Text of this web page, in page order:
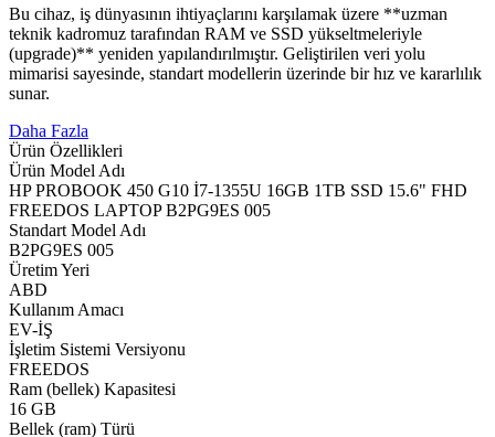
Bu cihaz, iş dünyasının ihtiyaçlarını karşılamak üzere **uzman
teknik kadromuz tarafından RAM ve SSD yükseltmeleriyle
(upgrade)** yeniden yapılandırılmıştır. Geliştirilen veri yolu
mimarisi sayesinde, standart modellerin üzerinde bir hız ve kararlılık
sunar.
Daha Fazla
Ürün Özellikleri
Ürün Model Adı
HP PROBOOK 450 G10 İ7-1355U 16GB 1TB SSD 15.6" FHD
FREEDOS LAPTOP B2PG9ES 005
Standart Model Adı
B2PG9ES 005
Üretim Yeri
ABD
Kullanım Amacı
EV-İŞ
İşletim Sistemi Versiyonu
FREEDOS
Ram (bellek) Kapasitesi
16 GB
Bellek (ram) Türü